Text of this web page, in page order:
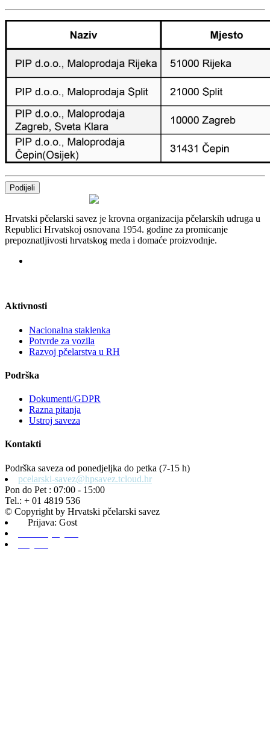
Podijeli
Hrvatski pčelarski savez je krovna organizacija pčelarskih udruga u
Republici Hrvatskoj osnovana 1954. godine za promicanje
prepoznatljivosti hrvatskog meda i domaće proizvodnje.
Aktivnosti
Nacionalna staklenka
Potvrde za vozila
Razvoj pčelarstva u RH
Podrška
Dokumenti/GDPR
Razna pitanja
Ustroj saveza
Kontakti
Podrška saveza od ponedjeljka do petka (7-15 h)
pcelarski-savez@hpsavez.tcloud.hr
Pon do Pet : 07:00 - 15:00
Tel.: + 01 4819 536
© Copyright by Hrvatski pčelarski savez
Prijava: Gost